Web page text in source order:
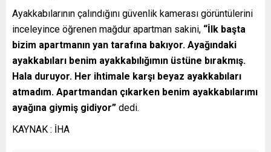
Ayakkabılarının çalındığını güvenlik kamerası görüntülerini
inceleyince öğrenen mağdur apartman sakini, “İlk başta
bizim apartmanın yan tarafına bakıyor. Ayağındaki
ayakkabıları benim ayakkabılığımın üstüne bırakmış.
Hala duruyor. Her ihtimale karşı beyaz ayakkabıları
atmadım. Apartmandan çıkarken benim ayakkabılarımı
ayağına giymiş gidiyor” dedi.
KAYNAK : İHA